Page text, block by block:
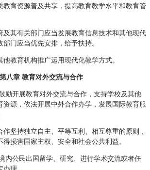
教育资源普及共享，提高教育教学水平和教育管
其有关部门应当发展教育信息技术和其他现代
门应当优先安排，给予扶持。
育机构推广运用现代化教学方式。
第八章 教育对外交流与合作
开展教育对外交流与合作，支持学校及其他
资源，依法开展中外合作办学，发展国际教育服
持独立自主、平等互利、相互尊重的原则，
损害国家主权、安全和社会公共利益。
公民出国留学、研究、进行学术交流或者任